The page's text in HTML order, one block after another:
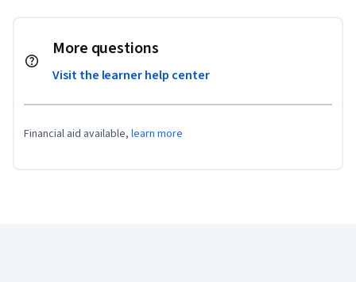
More questions
Visit the learner help center
Financial aid available, learn more